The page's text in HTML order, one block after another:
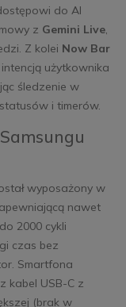
do AI
z Gemini Live,
Z kolei Now Bar
użytkownika
śledzenie w
i timerów.
wyposażony w
nawet
2000 cykli
czas bez
Smartfona
kabel USB-C z
(brak w